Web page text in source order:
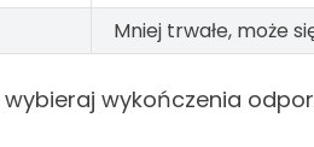
Mniej trwałe, może
wykończenia